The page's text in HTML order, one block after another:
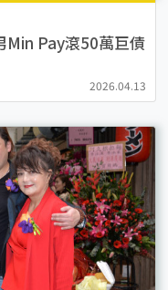
Min Pay滾50萬巨債
2026.04.13